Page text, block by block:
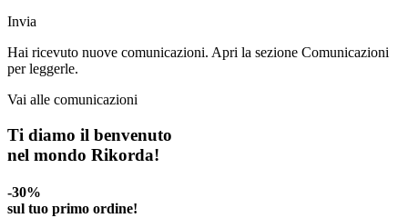
Invia
Hai ricevuto nuove comunicazioni. Apri la sezione Comunicazioni
per leggerle.
Vai alle comunicazioni
Ti diamo il benvenuto
nel mondo Rikorda!
-30%
sul tuo primo ordine!